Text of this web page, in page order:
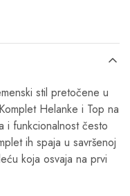
stil pretočene u
Helanke i Top na
i funkcionalnost često
ih spaja u savršenoj
koja osvaja na prvi